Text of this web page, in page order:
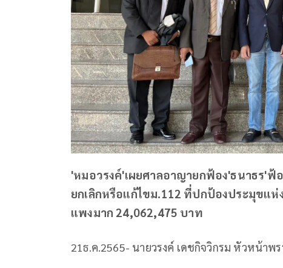
'หมอวรงค์'เผยศาลอาญายกฟ้อง'ธนาธร'ฟ้
ยกเลิกหรือแก้ไขม.112 ที่ปกป้องประมุขแ
แพงมาก 24,062,475 บาท
21ธ.ค.2565- นายวรงค์ เดชกิจวิกรม หัวหน้า